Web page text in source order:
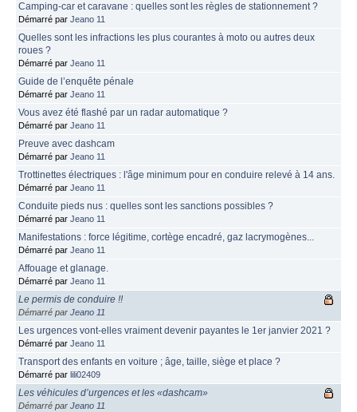
Camping-car et caravane : quelles sont les règles de stationnement ?
Démarré par Jeano 11
Quelles sont les infractions les plus courantes à moto ou autres deux
roues ?
Démarré par Jeano 11
Guide de l’enquête pénale
Démarré par Jeano 11
Vous avez été flashé par un radar automatique ?
Démarré par Jeano 11
Preuve avec dashcam
Démarré par Jeano 11
Trottinettes électriques : l'âge minimum pour en conduire relevé à 14 ans.
Démarré par Jeano 11
Conduite pieds nus : quelles sont les sanctions possibles ?
Démarré par Jeano 11
Manifestations : force légitime, cortège encadré, gaz lacrymogènes...
Démarré par Jeano 11
Affouage et glanage.
Démarré par Jeano 11
Le permis de conduire !!
Démarré par Jeano 11
Les urgences vont-elles vraiment devenir payantes le 1er janvier 2021 ?
Démarré par Jeano 11
Transport des enfants en voiture ; âge, taille, siège et place ?
Démarré par lili02409
Les véhicules d’urgences et les «dashcam»
Démarré par Jeano 11